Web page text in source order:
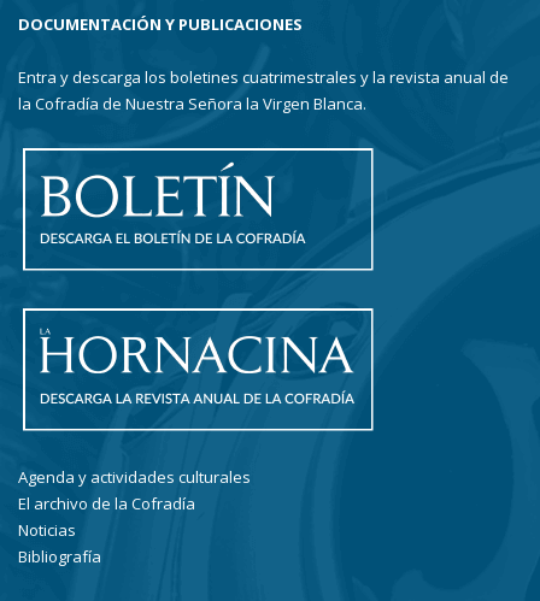
DOCUMENTACIÓN Y PUBLICACIONES
Entra y descarga los boletines cuatrimestrales y la revista anual de
la Cofradía de Nuestra Señora la Virgen Blanca.
Agenda y actividades culturales
El archivo de la Cofradía
Noticias
Bibliografía